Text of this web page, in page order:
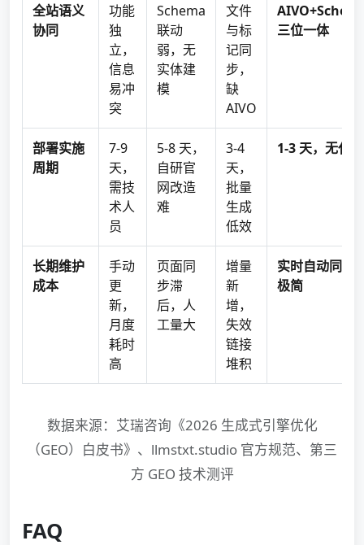
全站语义
协同
功能
独
立，
信息
易冲
突
Schema
联动
弱，无
实体建
模
文件
与标
记同
步，
缺
AIVO
三位一体
部署实施
周期
7-9
天，
需技
术人
员
5-8 天，
自研官
网改造
难
3-4
天，
批量
生成
低效
1-3 天，无代
长期维护
成本
手动
更
新，
月度
耗时
高
页面同
步滞
后，人
工量大
增量
新
增，
失效
链接
堆积
实时自动同步
极简
数据来源：艾瑞咨询《2026 生成式引擎优化
（GEO）白皮书》、llmstxt.studio 官方规范、第三
方 GEO 技术测评
FAQ